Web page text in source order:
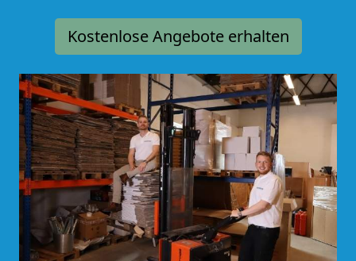
Kostenlose Angebote erhalten